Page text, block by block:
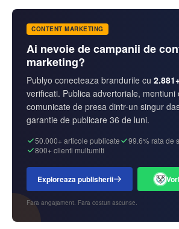
CONTENT MARKETING
Ai nevoie de campanii de
marketing?
Publyo conecteaza brandurile cu
verificati. Publica advertoriale, mentiuni
comunicate de presa dintr-un singur
garantie de publicare 36 de luni.
50.000+ articole publicate
99.6% rata de
800+ clienti multumiti
Exploreaza publisherii
Fara angajament. Fara costuri ascunse.